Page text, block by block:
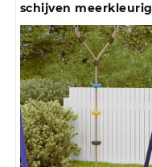
schijven meerkleurig